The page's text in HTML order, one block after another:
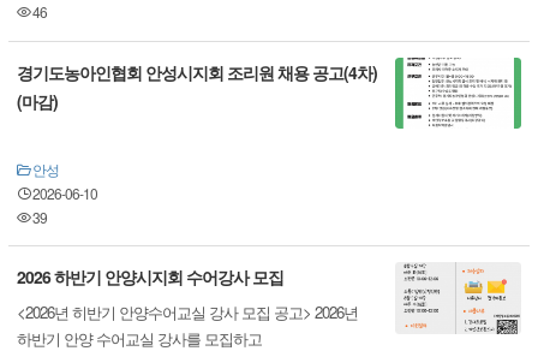
46
경기도농아인협회 안성시지회 조리원 채용 공고(4차)
(마감)
안성
2026-06-10
39
2026 하반기 안양시지회 수어강사 모집
<2026년 히반기 안양수어교실 강사 모집 공고> 2026년
하반기 안양 수어교실 강사를 모집하고